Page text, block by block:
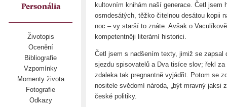
Personália
Životopis
Ocenění
Bibliografie
Vzpomínky
Momenty života
Fotografie
Odkazy
kultovním knihám naší generace. Četl jsem
osmdesátých, těžko čitelnou desátou kopii
noc – vy starší to znáte. Avšak o
kompetentněji literární historici.
Četl jsem s nadšením texty, jimiž se
sjezdu spisovatelů a Dva tisíce slov; řekl
zdaleka tak pregnantně vyjádřit. Potom se
nositele svědomí národa, „být mravný jaksi
české politiky.